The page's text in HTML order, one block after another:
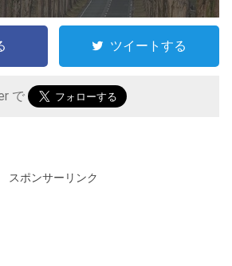
ツイートする
で
スポンサーリンク